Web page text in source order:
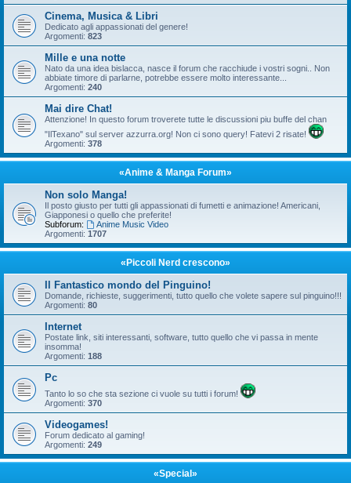
Cinema, Musica & Libri
Dedicato agli appassionati del genere!
Argomenti: 823
Mille e una notte
Nato da una idea bislacca, nasce il forum che racchiude i vostri sogni.. Non
abbiate timore di parlarne, potrebbe essere molto interessante...
Argomenti: 240
Mai dire Chat!
Attenzione! In questo forum troverete tutte le discussioni piu buffe del chan
"IlTexano" sul server azzurra.org! Non ci sono query! Fatevi 2 risate!
Argomenti: 378
«Anime & Manga Forum»
Non solo Manga!
Il posto giusto per tutti gli appassionati di fumetti e animazione! Americani,
Giapponesi o quello che preferite!
Subforum:
Anime Music Video
Argomenti: 1707
«Piccoli Nerd crescono»
Il Fantastico mondo del Pinguino!
Domande, richieste, suggerimenti, tutto quello che volete sapere sul pinguino!!!
Argomenti: 80
Internet
Postate link, siti interessanti, software, tutto quello che vi passa in mente
insomma!
Argomenti: 188
Pc
Tanto lo so che sta sezione ci vuole su tutti i forum!
Argomenti: 370
Videogames!
Forum dedicato al gaming!
Argomenti: 249
«Special»